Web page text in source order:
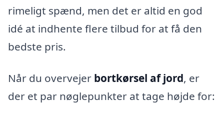
rimeligt spænd, men det er altid en god
idé at indhente flere tilbud for at få den
bedste pris.
Når du overvejer bortkørsel af jord, er
der et par nøglepunkter at tage højde for: